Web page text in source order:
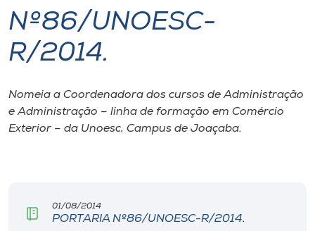
I.nova
Cultura
Nº86/UNOESC-
R/2014.
Nomeia a Coordenadora dos cursos de Administração
e Administração – linha de formação em Comércio
Exterior – da Unoesc, Campus de Joaçaba.
01/08/2014
PORTARIA Nº86/UNOESC-R/2014.